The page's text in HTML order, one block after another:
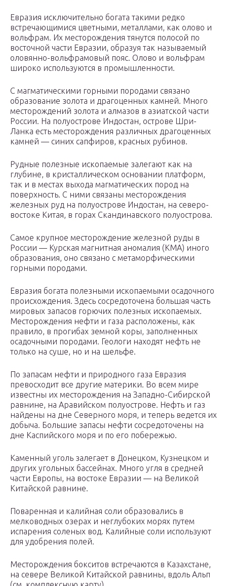
Евразия исключительно богата такими редко
встречающимися цветными, металлами, как олово и
вольфрам. Их месторождения тянутся полосой по
восточной части Евразии, образуя так называемый
оловянно-вольфрамовый пояс. Олово и вольфрам
широко используются в промышленности.
С магматическими горными породами связано
образование золота и драгоценных камней. Много
месторождений золота и алмазов в азиатской части
России. На полуострове Индостан, острове Шри-
Ланка есть месторождения различных драгоценных
камней — синих сапфиров, красных рубинов.
Рудные полезные ископаемые залегают как на
глубине, в кристаллическом основании платформ,
так и в местах выхода магматических пород на
поверхность. С ними связаны месторождения
железных руд на полуострове Индостан, на северо-
востоке Китая, в горах Скандинавского полуострова.
Самое крупное месторождение железной руды в
России — Курская магнитная аномалия (КМА) иного
образования, оно связано с метаморфическими
горными породами.
Евразия богата полезными ископаемыми осадочного
происхождения. Здесь сосредоточена большая часть
мировых запасов горючих полезных ископаемых.
Месторождения нефти и газа расположены, как
правило, в прогибах земной коры, заполненных
осадочными породами. Геологи находят нефть не
только на суше, но и на шельфе.
По запасам нефти и природного газа Евразия
превосходит все другие материки. Во всем мире
известны их месторождения на Западно-Сибирской
равнине, на Аравийском полуострове. Нефть и газ
найдены на дне Северного моря, и теперь ведется их
добыча. Большие запасы нефти сосредоточены на
дне Каспийского моря и по его побережью.
Каменный уголь залегает в Донецком, Кузнецком и
других угольных бассейнах. Много угля в средней
части Европы, на востоке Евразии — на Великой
Китайской равнине.
Поваренная и калийная соли образовались в
мелководных озерах и неглубоких морях путем
испарения соленых вод. Калийные соли используют
для удобрения полей.
Месторождения бокситов встречаются в Казахстане,
на севере Великой Китайской равнины, вдоль Альп